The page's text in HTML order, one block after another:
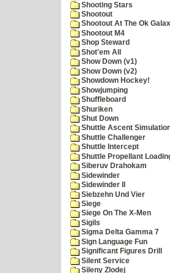
Shooting Stars
Shootout
Shootout At The Ok
Shootout M4
Shop Steward
Shot'em All
Show Down (v1)
Show Down (v2)
Showdown Hockey!
Showjumping
Shuffleboard
Shuriken
Shut Down
Shuttle Ascent
Shuttle Challenger
Shuttle Intercept
Shuttle Propellant
Siberuv Drahokam
Sidewinder
Sidewinder II
Siebzehn Und Vier
Siege
Siege On The X-Men
Sigils
Sigma Delta Gamma 7
Sign Language Fun
Significant Figures Drill
Silent Service
Sileny Zlodej